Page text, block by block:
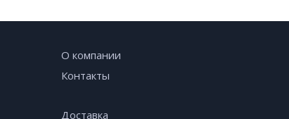
О компании
Контакты
Доставка